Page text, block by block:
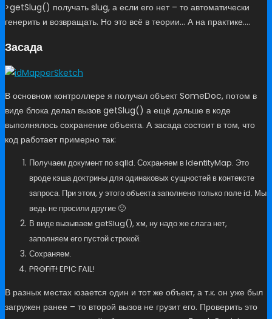
>getSlug() получать slug, а если его нет – то автоматически
генерить и возвращать. Но это всё в теории… А на практике….
Засада
В основном контроллере я получал объект SomeDoc, потом в
виде блока делал вызов getSlug() а ещё дальше в коде
выполнялось сохранение объекта. А засада состоит в том, что
код работает примерно так:
Получаем документ по sqlId. Сохраняем в IdentityMap. Это
вроде кэша доктрины для одинаковых сущностей в контексте
запроса. При этом, у этого объекта заполнено только поле id. Мы
ведь не просили другие 🙂
В виде вызываем getSlug(), хм, ну надо же слага нет,
заполняем его пустой строкой.
Сохраняем.
PROFIT!EPIC FAIL!
В разных местах юзается один и тот же объект, а т.к. он уже был
загружен ранее – то второй вызов не грузит его. Проверить это